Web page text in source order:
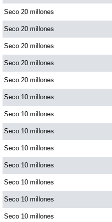
Paisita Día
Paisita Noche
Paisita 3
Pick 3 Día
Pick 3 Noche
Pick 4 Día
Pick 4 Noche
Seco 20 millones
Seco 20 millones
Seco 20 millones
Seco 20 millones
Seco 20 millones
Seco 10 millones
Seco 10 millones
Seco 10 millones
Seco 10 millones
Seco 10 millones
Seco 10 millones
Seco 10 millones
Seco 10 millones